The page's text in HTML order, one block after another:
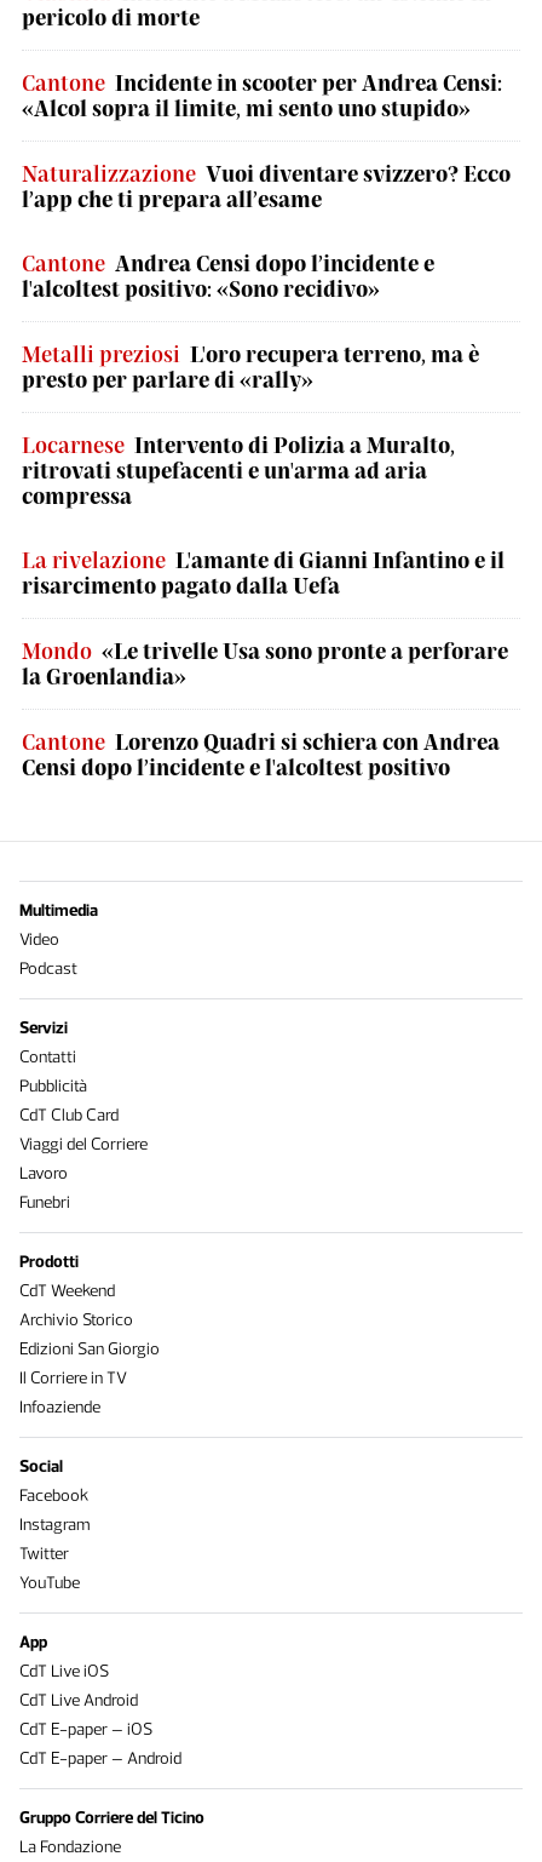
pericolo di morte
Cantone Incidente in scooter per Andrea Censi:
«Alcol sopra il limite, mi sento uno stupido»
Naturalizzazione Vuoi diventare svizzero? Ecco
l’app che ti prepara all’esame
Cantone Andrea Censi dopo l’incidente e
l'alcoltest positivo: «Sono recidivo»
Metalli preziosi L'oro recupera terreno, ma è
presto per parlare di «rally»
Locarnese Intervento di Polizia a Muralto,
ritrovati stupefacenti e un'arma ad aria
compressa
La rivelazione L'amante di Gianni Infantino e il
risarcimento pagato dalla Uefa
Mondo «Le trivelle Usa sono pronte a perforare
la Groenlandia»
Cantone Lorenzo Quadri si schiera con Andrea
Censi dopo l’incidente e l'alcoltest positivo
Multimedia
Video
Podcast
Servizi
Contatti
Pubblicità
CdT Club Card
Viaggi del Corriere
Lavoro
Funebri
Prodotti
CdT Weekend
Archivio Storico
Edizioni San Giorgio
Il Corriere in TV
Infoaziende
Social
Facebook
Instagram
Twitter
YouTube
App
CdT Live iOS
CdT Live Android
CdT E-paper – iOS
CdT E-paper – Android
Gruppo Corriere del Ticino
La Fondazione